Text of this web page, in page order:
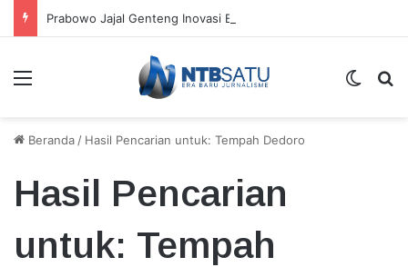
Menu
Beranda / Hasil Pencarian untuk: Tempah Dedoro
Hasil Pencarian
untuk: Tempah